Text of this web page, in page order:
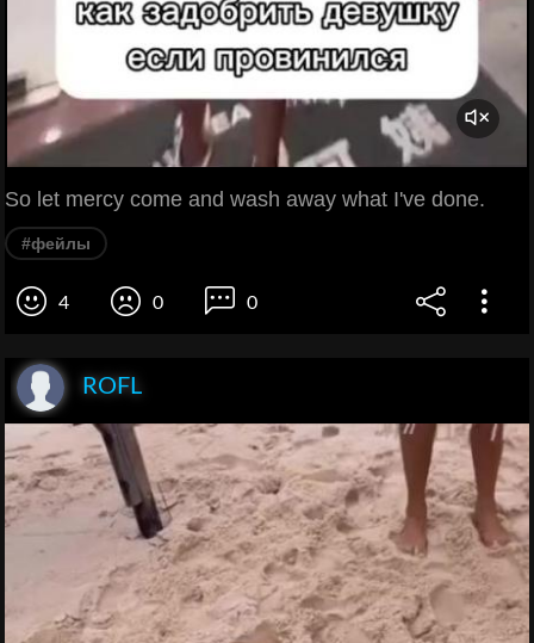
So let mercy come and wash away what I've done.
#фейлы
4 0 0
ROFL